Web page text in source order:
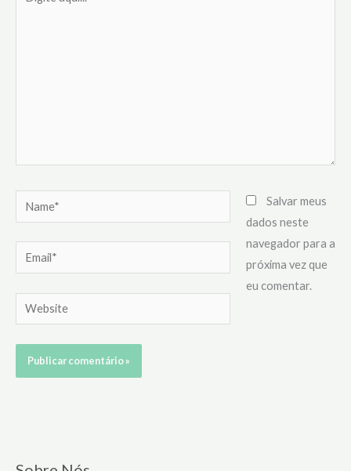
aqui...
Name*
Email*
Website
Salvar meus
dados neste
navegador para a
próxima vez que
eu comentar.